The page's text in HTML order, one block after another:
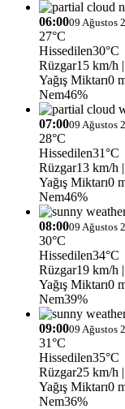
06:0009 Ağustos
27°C
Hissedilen30°C
Rüzgar15 km/h
Yağış Miktarı0
Nem46%
07:0009 Ağustos
28°C
Hissedilen31°C
Rüzgar13 km/h
Yağış Miktarı0
Nem46%
08:0009 Ağustos
30°C
Hissedilen34°C
Rüzgar19 km/h
Yağış Miktarı0
Nem39%
09:0009 Ağustos
31°C
Hissedilen35°C
Rüzgar25 km/h
Yağış Miktarı0
Nem36%